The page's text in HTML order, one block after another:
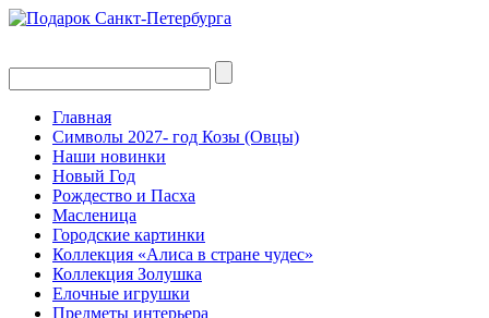
Главная
Символы 2027- год Козы (Овцы)
Наши новинки
Новый Год
Рождество и Пасха
Масленица
Городские картинки
Коллекция «Алиса в стране чудес»
Коллекция Золушка
Елочные игрушки
Предметы интерьера